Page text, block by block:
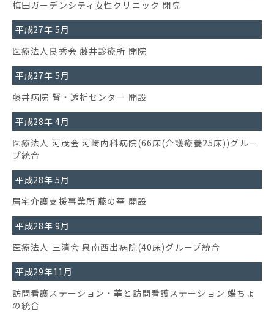
梅田ガーデンシティ女性クリニック 閉院
平成27年 5月
医療法人良秀会 藤井診療所 閉院
平成27年 5月
藤井病院 腎・透析センター 開設
平成28年 4月
医療法人 河茂会 河﨑内科病院(66床(介護療養25床))グルー
プ統合
平成28年 5月
居宅介護支援事業所 藤の華 開設
平成28年 9月
医療法人 三清会 泉南西出病院(40床)グループ統合
平成29年11月
訪問看護ステーション・華と訪問看護ステーション 蝶ちょ
の統合